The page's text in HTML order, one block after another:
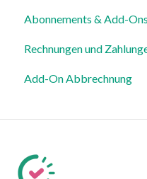
Standorte &
Zeiterfassung, Soll-
Dienstplanung &
Export
Abonnements & Add-Ons
Rechnungen und
Add-On Abbrechnung